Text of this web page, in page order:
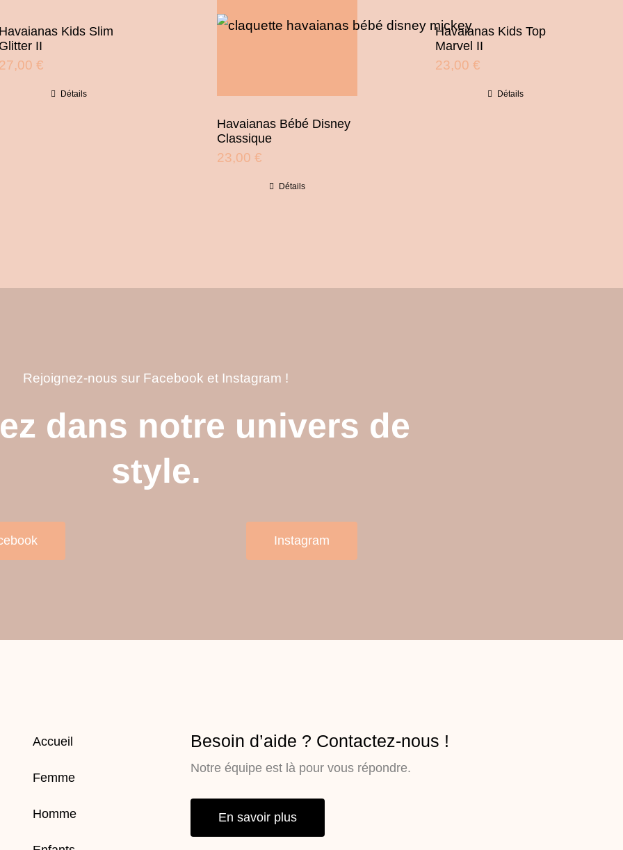
Havaianas Kids Slim
Glitter II
27,00€
Détails
Havaianas Bébé Disney
Classique
23,00€
Détails
Havaianas Kids Top
Marvel II
23,00€
Détails
Rejoignez-nous sur Facebook et Instagram !
dans notre univers de
style.
Instagram
Accueil
Femme
Homme
Besoin d’aide ? Contactez-nous !
Notre équipe est là pour vous répondre.
En savoir plus